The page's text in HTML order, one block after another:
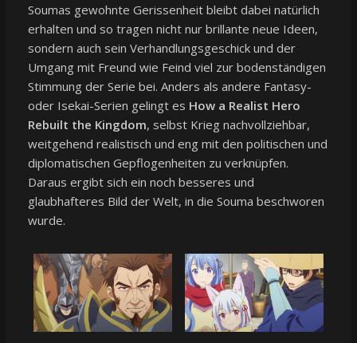
Soumas gewohnte Gerissenheit bleibt dabei natürlich
erhalten und so tragen nicht nur brillante neue Ideen,
sondern auch sein Verhandlungsgeschick und der
Umgang mit Freund wie Feind viel zur bodenständigen
Stimmung der Serie bei. Anders als andere Fantasy-
oder Isekai-Serien gelingt es How a Realist Hero
Rebuilt the Kingdom, selbst Krieg nachvollziehbar,
weitgehend realistisch und eng mit den politischen und
diplomatischen Gepflogenheiten zu verknüpfen.
Daraus ergibt sich ein noch besseres und
glaubhafteres Bild der Welt, in die Souma beschworen
wurde.